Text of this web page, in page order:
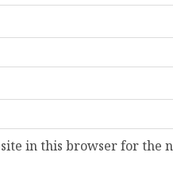
in this browser for the